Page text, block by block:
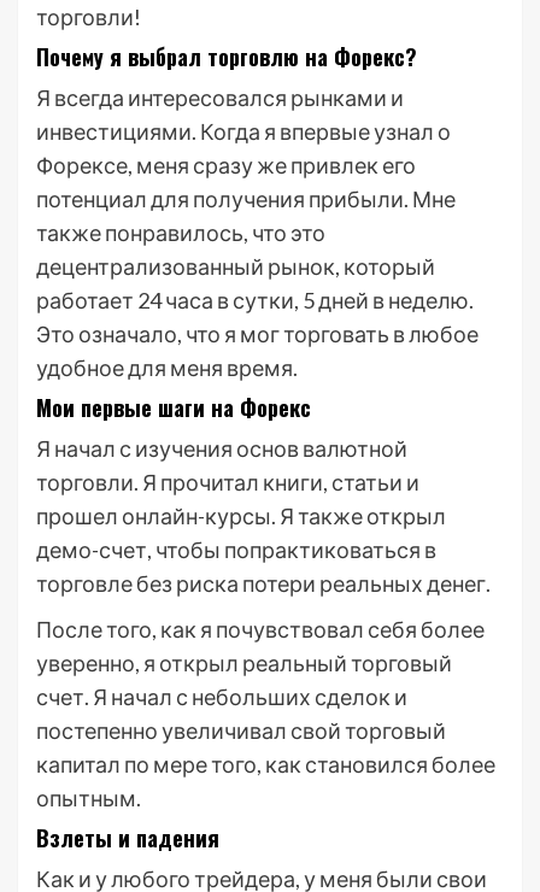
торговли!
Почему я выбрал торговлю на Форекс?
Я всегда интересовался рынками и
инвестициями. Когда я впервые узнал о
Форексе, меня сразу же привлек его
потенциал для получения прибыли. Мне
также понравилось, что это
децентрализованный рынок, который
работает 24 часа в сутки, 5 дней в неделю.
Это означало, что я мог торговать в любое
удобное для меня время.
Мои первые шаги на Форекс
Я начал с изучения основ валютной
торговли. Я прочитал книги, статьи и
прошел онлайн-курсы. Я также открыл
демо-счет, чтобы попрактиковаться в
торговле без риска потери реальных денег.
После того, как я почувствовал себя более
уверенно, я открыл реальный торговый
счет. Я начал с небольших сделок и
постепенно увеличивал свой торговый
капитал по мере того, как становился более
опытным.
Взлеты и падения
Как и у любого трейдера, у меня были свои